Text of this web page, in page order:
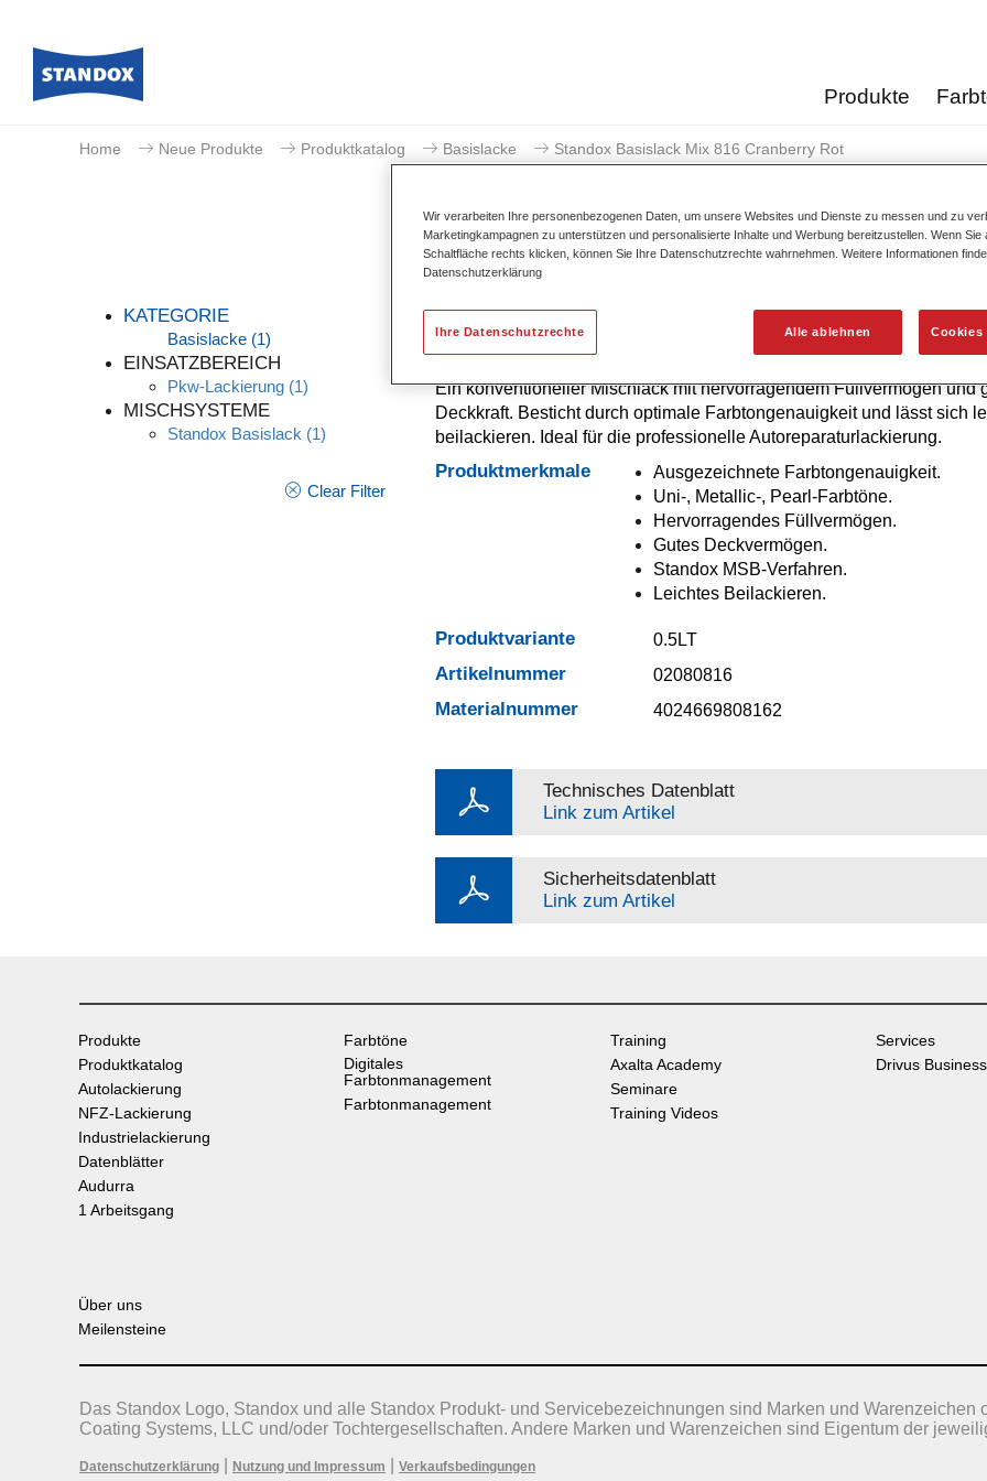
Produkte
Home Neue Produkte Produktkatalog Basislacke Standox Basislack Mix 816 Cranberry Rot
KATEGORIE
Basislacke (1)
EINSATZBEREICH
Pkw-Lackierung (1)
MISCHSYSTEME
Standox Basislack (1)
Clear Filter
Standox Basislack Mix
Ein konventioneller Mischlack mit hervorragendem Füllvermögen und
Deckkraft. Besticht durch optimale Farbtongenauigkeit und lässt sich
beilackieren. Ideal für die professionelle Autoreparaturlackierung.
Produktmerkmale
Ausgezeichnete Farbtongenauigkeit.
Uni-, Metallic-, Pearl-Farbtöne.
Hervorragendes Füllvermögen.
Gutes Deckvermögen.
Standox MSB-Verfahren.
Leichtes Beilackieren.
Produktvariante 0.5LT
Artikelnummer 02080816
Materialnummer 4024669808162
Technisches Datenblatt
Link zum Artikel
Sicherheitsdatenblatt
Link zum Artikel
Produkte
Produktkatalog
Autolackierung
NFZ-Lackierung
Industrielackierung
Datenblätter
Audurra
1 Arbeitsgang
Farbtöne
Digitales
Farbtonmanagement
Farbtonmanagement
Training
Axalta Academy
Seminare
Training Videos
Services
Drivus
Über uns
Meilensteine
Das Standox Logo, Standox und alle Standox Produkt- und Servicebezeichnungen sind Marken und
Coating Systems, LLC und/oder Tochtergesellschaften. Andere Marken und Warenzeichen sind Eigentum der
Datenschutzerklärung Nutzung und Impressum Verkaufsbedingungen
Wir verarbeiten Ihre personenbezogenen Daten, um unsere Websites und Dienste zu messen und zu
Marketingkampagnen zu unterstützen und personalisierte Inhalte und Werbung bereitzustellen. Wenn Sie
Schaltfläche rechts klicken, können Sie Ihre Datenschutzrechte wahrnehmen. Weitere Informationen
Datenschutzerklärung
Alle ablehnen Cookies
Ihre Datenschutzrechte